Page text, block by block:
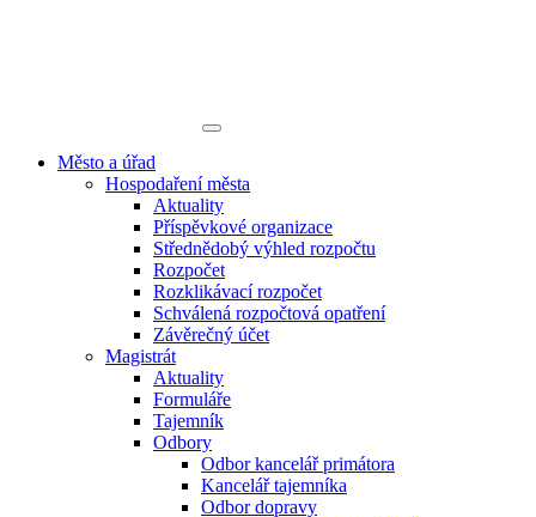
Město a úřad
Hospodaření města
Aktuality
Příspěvkové organizace
Střednědobý výhled rozpočtu
Rozpočet
Rozklikávací rozpočet
Schválená rozpočtová opatření
Závěrečný účet
Magistrát
Aktuality
Formuláře
Tajemník
Odbory
Odbor kancelář primátora
Kancelář tajemníka
Odbor dopravy